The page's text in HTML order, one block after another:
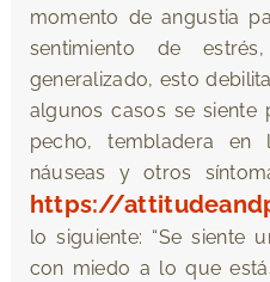
momento de angustia
sentimiento de
generalizado, esto
algunos casos se siente
pecho, tembladera en
náuseas y otros
https://
lo siguiente: “Se siente
con miedo a lo que